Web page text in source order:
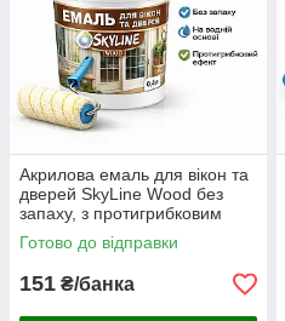
Акрилова емаль для вікон та
дверей SkyLine Wood без
запаху, з протигрибковим
ефектом, біла, 0.4 л
Готово до відправки
151 ₴/банка